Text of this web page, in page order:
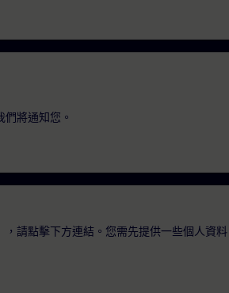
將通知您。
請點擊下方連結。您需先提供一些個人資